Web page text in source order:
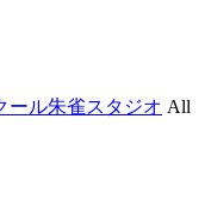
ール朱雀スタジオ All